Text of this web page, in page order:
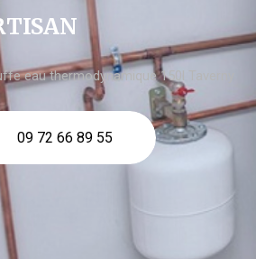
eau thermodynamique 150l Taverny
09 72 66 89 55